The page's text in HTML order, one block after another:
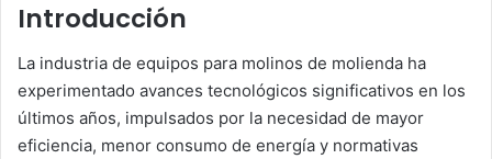
Introducción
La industria de equipos para molinos de molienda ha
experimentado avances tecnológicos significativos en los
últimos años, impulsados por la necesidad de mayor
eficiencia, menor consumo de energía y normativas